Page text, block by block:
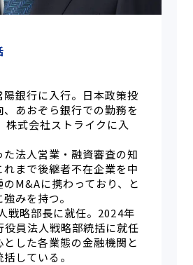
銀行に入行。日本政策投
あおぞら銀行での勤務を
株式会社ストライクに入
法人営業・融資審査の知
まで後継者不在企業を中
M&Aに携わっており、と
みを持つ。
戦略部長に就任。2024年
役員法人戦略部統括に就任
とした各業態の金融機関と
している。